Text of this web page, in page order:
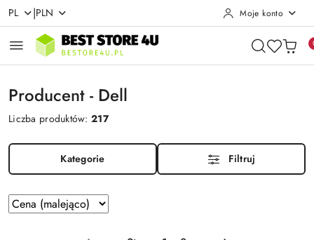
Przejdź do treści głównej
Przejdź do wyszukiwarki
Przejdź do moje konto
Przejdź do menu głównego
Przejdź do stopki
PL |PLN Moje konto
Producent - Dell
Liczba produktów:217
Kategorie Filtruj
Zastosowano
sortowanie:
Sortuj
według